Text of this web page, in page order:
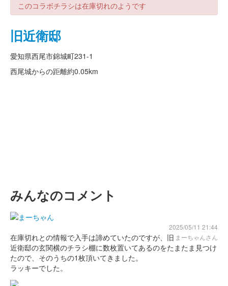
このコラボチラシは在庫切れのようです
旧近衛邸
愛知県西尾市錦城町231-1
西尾城からの距離約0.05km
みんなのコメント
2025/05/11 21:44
まーちゃんさん
在庫切れとの情報で入手は諦めていたのですが、旧
近衛邸の玄関横のチラシ棚に数枚置いてあるのをたまたま見つけ
たので、そのうちの1枚頂いてきました。
ラッキーでした。